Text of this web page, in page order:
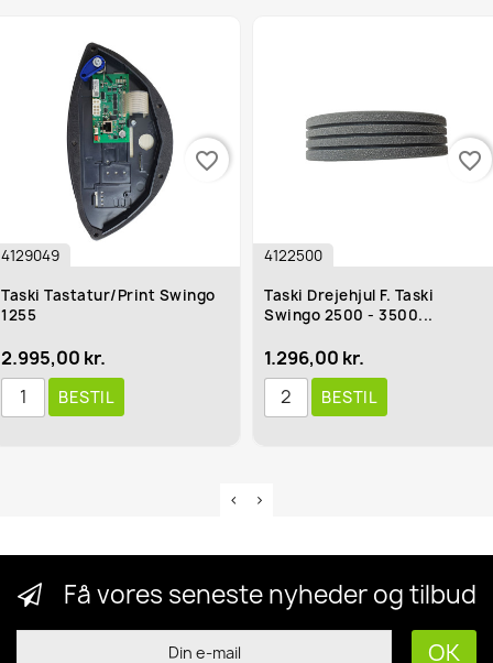
4129049
Taski Tastatur/Print Swingo
1255
2.995,00 kr.
BESTIL
favorite_border
4122500
Taski Drejehjul F. Taski
Swingo 2500 - 3500...
1.296,00 kr.
BESTIL
favorite_border
Få vores seneste nyheder og tilbud